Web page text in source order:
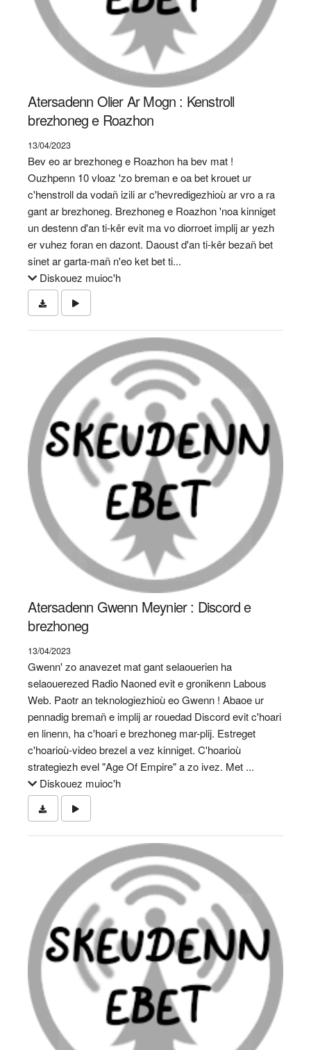
Atersadenn Olier Ar Mogn : Kenstroll
brezhoneg e Roazhon
13/04/2023
Bev eo ar brezhoneg e Roazhon ha bev mat !
Ouzhpenn 10 vloaz 'zo breman e oa bet krouet ur
c'henstroll da vodañ izili ar c'hevredigezhioù ar vro a ra
gant ar brezhoneg. Brezhoneg e Roazhon 'noa kinniget
un destenn d'an ti-kêr evit ma vo diorroet implij ar yezh
er vuhez foran en dazont. Daoust d'an ti-kêr bezañ bet
sinet ar garta-mañ n'eo ket bet ti...
Diskouez muioc'h
Atersadenn Gwenn Meynier : Discord e
brezhoneg
13/04/2023
Gwenn' zo anavezet mat gant selaouerien ha
selaouerezed Radio Naoned evit e gronikenn Labous
Web. Paotr an teknologiezhioù eo Gwenn ! Abaoe ur
pennadig bremañ e implij ar rouedad Discord evit c'hoari
en linenn, ha c'hoari e brezhoneg mar-plij. Estreget
c'hoarioù-video brezel a vez kinniget. C'hoarioù
strategiezh evel "Age Of Empire" a zo ivez. Met ...
Diskouez muioc'h